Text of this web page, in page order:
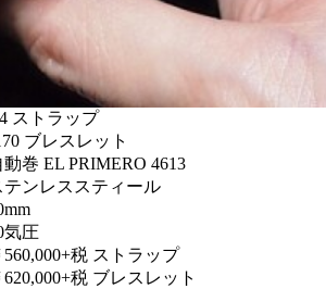
ストラップ
ブレスレット
巻 EL PRIMERO 4613
ンレススティール
圧
税 ストラップ
税 ブレスレット